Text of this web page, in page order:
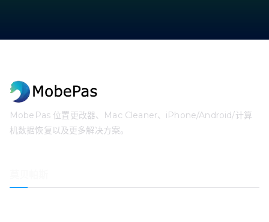
MobePas 位置更改器、Mac Cleaner、iPhone/Android/计算
机数据恢复以及更多解决方案。